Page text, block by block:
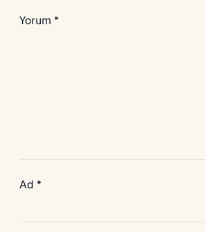
Yorum *
Ad *